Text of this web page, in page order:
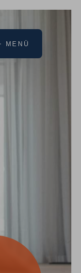
MENÜ